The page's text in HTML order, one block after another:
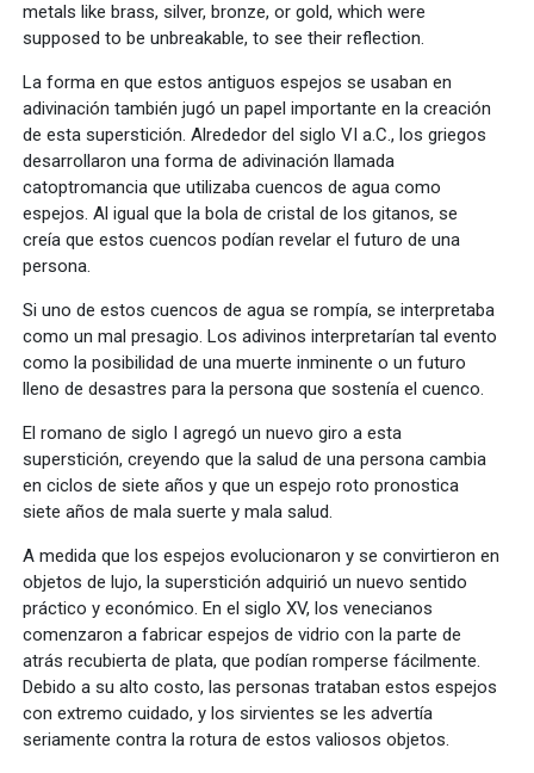
metals like brass, silver, bronze, or gold, which were
supposed to be unbreakable, to see their reflection.
La forma en que estos antiguos espejos se usaban en
adivinación también jugó un papel importante en la creación
de esta superstición. Alrededor del siglo VI a.C., los griegos
desarrollaron una forma de adivinación llamada
catoptromancia que utilizaba cuencos de agua como
espejos. Al igual que la bola de cristal de los gitanos, se
creía que estos cuencos podían revelar el futuro de una
persona.
Si uno de estos cuencos de agua se rompía, se interpretaba
como un mal presagio. Los adivinos interpretarían tal evento
como la posibilidad de una muerte inminente o un futuro
lleno de desastres para la persona que sostenía el cuenco.
El romano de siglo I agregó un nuevo giro a esta
superstición, creyendo que la salud de una persona cambia
en ciclos de siete años y que un espejo roto pronostica
siete años de mala suerte y mala salud.
A medida que los espejos evolucionaron y se convirtieron en
objetos de lujo, la superstición adquirió un nuevo sentido
práctico y económico. En el siglo XV, los venecianos
comenzaron a fabricar espejos de vidrio con la parte de
atrás recubierta de plata, que podían romperse fácilmente.
Debido a su alto costo, las personas trataban estos espejos
con extremo cuidado, y los sirvientes se les advertía
seriamente contra la rotura de estos valiosos objetos.